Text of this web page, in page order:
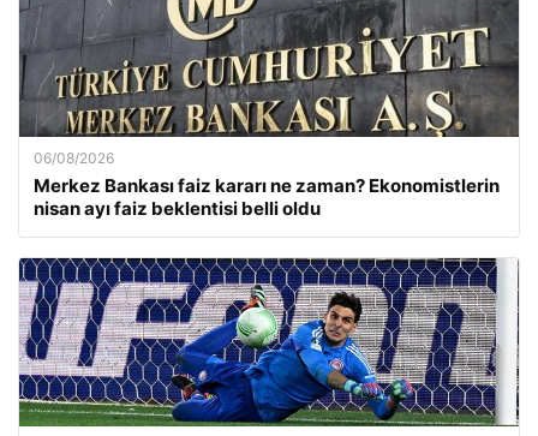
06/08/2026
Merkez Bankası faiz kararı ne zaman? Ekonomistlerin
nisan ayı faiz beklentisi belli oldu